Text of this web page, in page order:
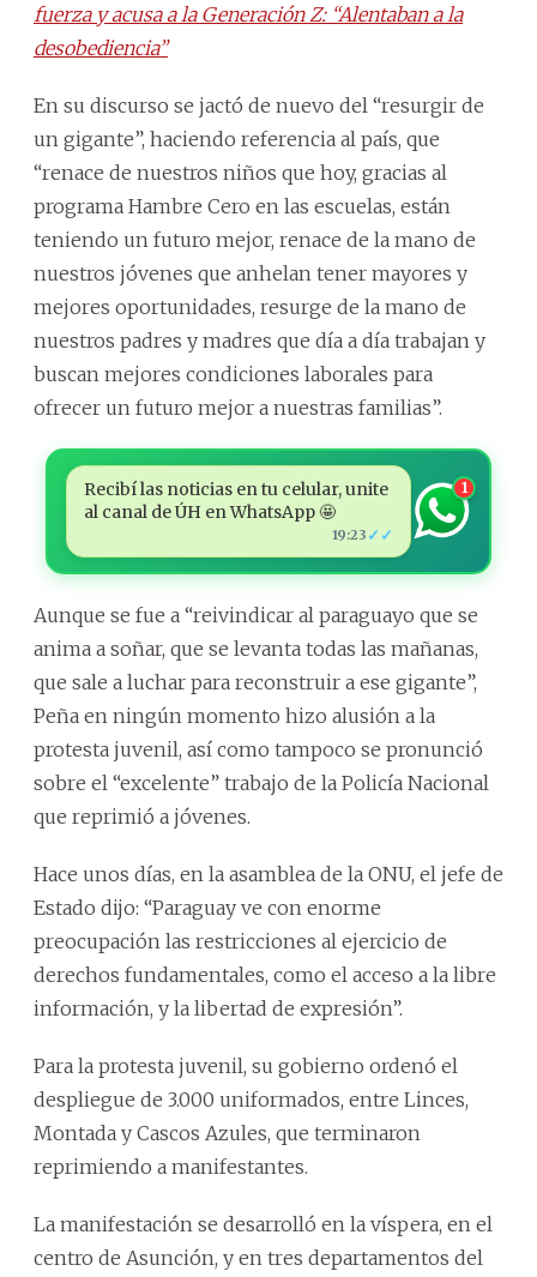
fuerza y acusa a la Generación Z: “Alentaban a la
desobediencia”
En su discurso se jactó de nuevo del “resurgir de
un gigante”, haciendo referencia al país, que
“renace de nuestros niños que hoy, gracias al
programa Hambre Cero en las escuelas, están
teniendo un futuro mejor, renace de la mano de
nuestros jóvenes que anhelan tener mayores y
mejores oportunidades, resurge de la mano de
nuestros padres y madres que día a día trabajan y
buscan mejores condiciones laborales para
ofrecer un futuro mejor a nuestras familias”.
Recibí las noticias en tu celular, unite
al canal de ÚH en WhatsApp 🤩
19:23 ✓✓
1
Aunque se fue a “reivindicar al paraguayo que se
anima a soñar, que se levanta todas las mañanas,
que sale a luchar para reconstruir a ese gigante”,
Peña en ningún momento hizo alusión a la
protesta juvenil, así como tampoco se pronunció
sobre el “excelente” trabajo de la Policía Nacional
que reprimió a jóvenes.
Hace unos días, en la asamblea de la ONU, el jefe de
Estado dijo: “Paraguay ve con enorme
preocupación las restricciones al ejercicio de
derechos fundamentales, como el acceso a la libre
información, y la libertad de expresión”.
Para la protesta juvenil, su gobierno ordenó el
despliegue de 3.000 uniformados, entre Linces,
Montada y Cascos Azules, que terminaron
reprimiendo a manifestantes.
La manifestación se desarrolló en la víspera, en el
centro de Asunción, y en tres departamentos del